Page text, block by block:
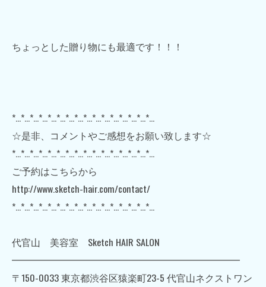
ちょっとした贈り物にも最適です！！！
*…*…*…*…*…*…*…*…*…*…*…*…*…*…*…*…
☆是非、コメントやご感想をお願い致します☆
*…*…*…*…*…*…*…*…*…*…*…*…*…*…*…*…
ご予約はこちらから
http://www.sketch-hair.com/contact/
*…*…*…*…*…*…*…*…*…*…*…*…*…*…*…*…
代官山 美容室 Sketch HAIR SALON
━━━━━━━━━━━━━━━━━━━━━━━━
〒150-0033 東京都渋谷区猿楽町23-5 代官山ネクストワン